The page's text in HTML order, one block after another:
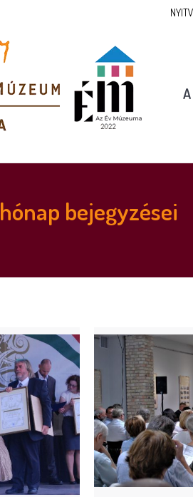
hónap bejegyzései